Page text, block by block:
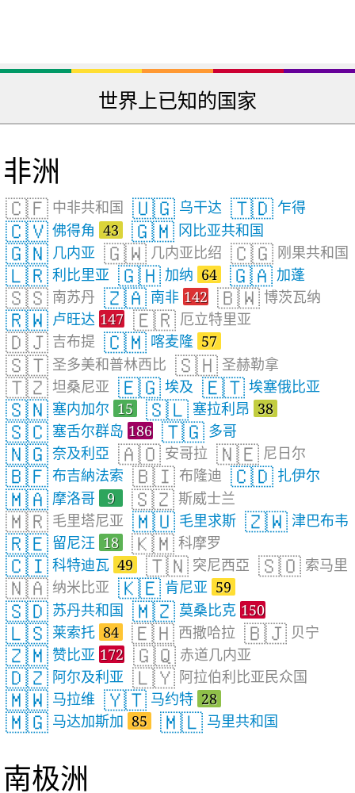
世界上已知的国家
非洲
🇨🇫 中非共和国 🇺🇬 乌干达 🇹🇩 乍得
🇨🇻 佛得角 43 🇬🇲 冈比亚共和国
🇬🇳 几内亚 🇬🇼 几内亚比绍 🇨🇬 刚果共和国
🇱🇷 利比里亚 🇬🇭 加纳 64 🇬🇦 加蓬
🇸🇸 南苏丹 🇿🇦 南非 142 🇧🇼 博茨瓦纳
🇷🇼 卢旺达 147 🇪🇷 厄立特里亚
🇩🇯 吉布提 🇨🇲 喀麦隆 57
🇸🇹 圣多美和普林西比 🇸🇭 圣赫勒拿
🇹🇿 坦桑尼亚 🇪🇬 埃及 🇪🇹 埃塞俄比亚
🇸🇳 塞内加尔 15 🇸🇱 塞拉利昂 38
🇸🇨 塞舌尔群岛 186 🇹🇬 多哥
🇳🇬 奈及利亞 🇦🇴 安哥拉 🇳🇪 尼日尔
🇧🇫 布吉納法索 🇧🇮 布隆迪 🇨🇩 扎伊尔
🇲🇦 摩洛哥 9 🇸🇿 斯威士兰
🇲🇷 毛里塔尼亚 🇲🇺 毛里求斯 🇿🇼 津巴布韦
🇷🇪 留尼汪 18 🇰🇲 科摩罗
🇨🇮 科特迪瓦 49 🇹🇳 突尼西亞 🇸🇴 索马里
🇳🇦 纳米比亚 🇰🇪 肯尼亚 59
🇸🇩 苏丹共和国 🇲🇿 莫桑比克 150
🇱🇸 莱索托 84 🇪🇭 西撒哈拉 🇧🇯 贝宁
🇿🇲 赞比亚 172 🇬🇶 赤道几内亚
🇩🇿 阿尔及利亚 🇱🇾 阿拉伯利比亚民众国
🇲🇼 马拉维 🇾🇹 马约特 28
🇲🇬 马达加斯加 85 🇲🇱 马里共和国
南极洲